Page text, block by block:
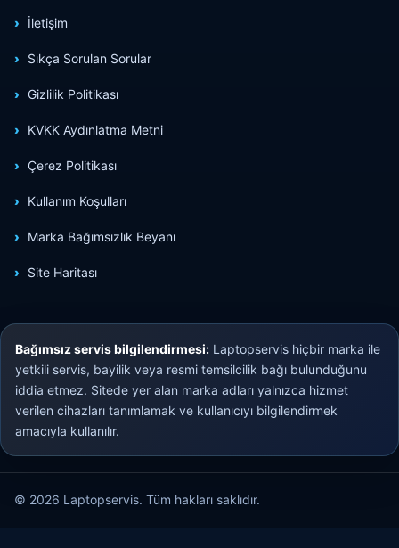
İletişim
Sıkça Sorulan Sorular
Gizlilik Politikası
KVKK Aydınlatma Metni
Çerez Politikası
Kullanım Koşulları
Marka Bağımsızlık Beyanı
Site Haritası
Bağımsız servis bilgilendirmesi: Laptopservis hiçbir marka ile
yetkili servis, bayilik veya resmi temsilcilik bağı bulunduğunu
iddia etmez. Sitede yer alan marka adları yalnızca hizmet
verilen cihazları tanımlamak ve kullanıcıyı bilgilendirmek
amacıyla kullanılır.
© 2026 Laptopservis. Tüm hakları saklıdır.